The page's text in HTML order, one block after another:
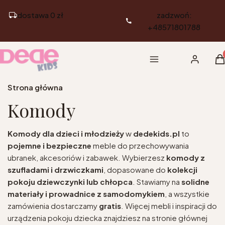
dostawa 0 zł
zadzwoń:
+48571801788
Menu Zaloguj się
Strona główna
Komody
Komody dla dzieci i młodzieżyw dedekids.pl to
pojemne i bezpieczne meble do przechowywania
ubranek, akcesoriów i zabawek. Wybierzesz komody z
szufladami i drzwiczkami , dopasowane do kolekcji
pokoju dziewczynki lub chłopca . Stawiamy na solidne
materiały i prowadnice z samodomykiem , a wszystkie
zamówienia dostarczamy gratis . Więcej mebli i inspiracji do
urządzenia pokoju dziecka znajdziesz na stronie głównej